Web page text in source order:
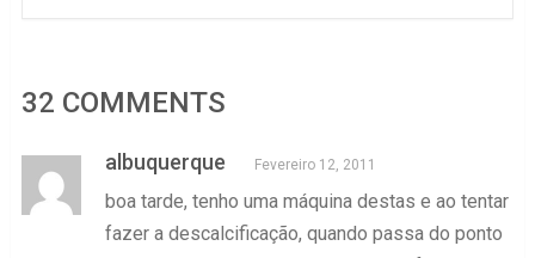
32 COMMENTS
albuquerque Fevereiro 12, 2011
boa tarde, tenho uma máquina destas e ao tentar
fazer a descalcificação, quando passa do ponto